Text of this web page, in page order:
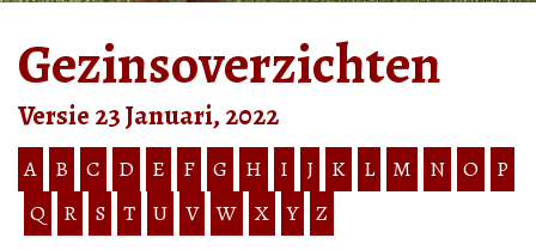
Gezinsoverzichten
Versie 23 Januari, 2022
A B C D E F G H I J K L M N O
P
Q
R S T U V W X Y Z